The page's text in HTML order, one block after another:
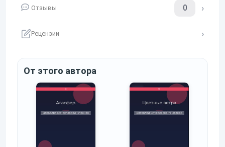
Отзывы 0
Рецензии
От этого автора